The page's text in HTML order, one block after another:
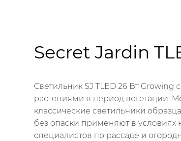
Secret Jardin
Светильник SJ TLED 26 Вт
растениями в период вегетации.
классические светильники
без опаски применяют в
специалистов по рассаде и